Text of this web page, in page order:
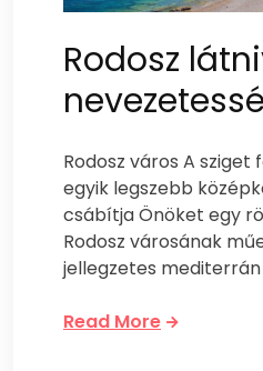
Rodosz
Rodosz város A
egyik legszebb
csábítja Önöket egy
Rodosz városának
jellegzetes
Read More